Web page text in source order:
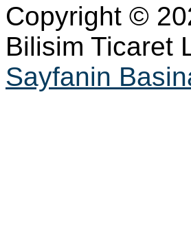
Copyright ©
Bilisim Ticaret
Sayfanin